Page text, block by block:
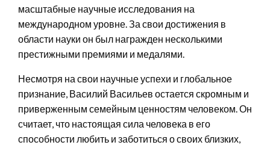
масштабные научные исследования на
международном уровне. За свои достижения в
области науки он был награжден несколькими
престижными премиями и медалями.
Несмотря на свои научные успехи и глобальное
признание, Василий Васильев остается скромным и
приверженным семейным ценностям человеком. Он
считает, что настоящая сила человека в его
способности любить и заботиться о своих близких,